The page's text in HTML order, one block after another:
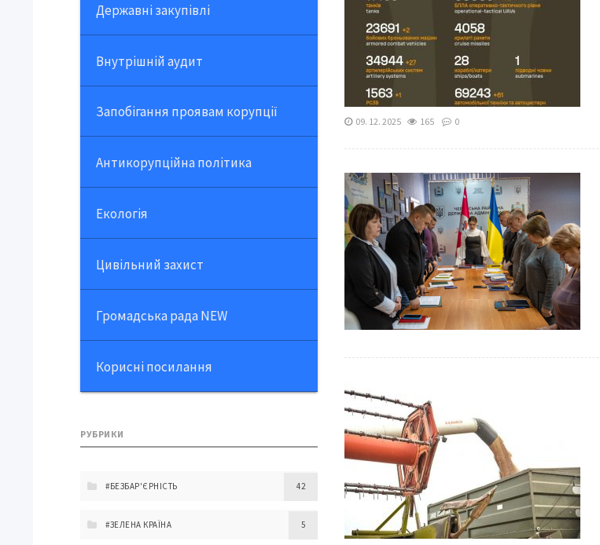
09. 12. 2025 165 0
Державні закупівлі
Внутрішній аудит
Запобігання проявам корупції
Антикорупційна політика
Екологія
Цивільний захист
Громадська рада NEW
Корисні посилання
РУБРИКИ
#БЕЗБАР'ЄРНІСТЬ 42
#ЗЕЛЕНА КРАЇНА 5